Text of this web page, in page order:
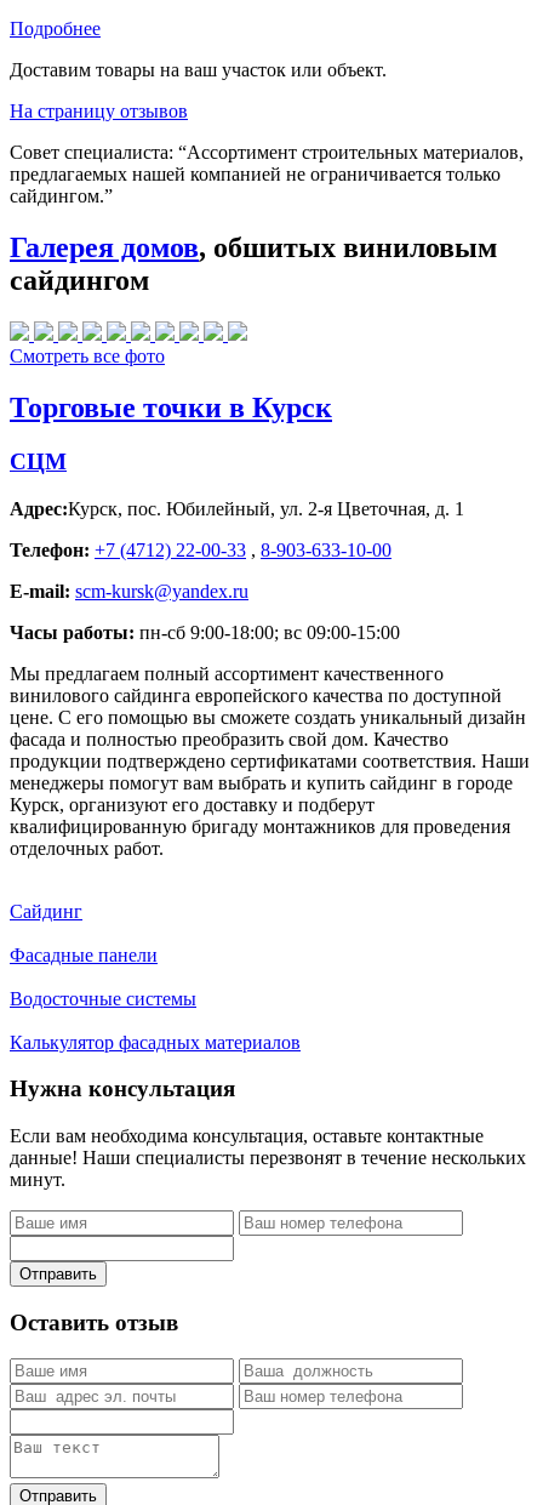
Подробнее
Доставим товары на ваш участок или объект.
На страницу отзывов
Совет специалиста: “Ассортимент строительных материалов,
предлагаемых нашей компанией не ограничивается только
сайдингом.”
Галерея домов, обшитых виниловым
сайдингом
Смотреть все фото
Торговые точки в Курск
СЦМ
Адрес:Курск, пос. Юбилейный, ул. 2-я Цветочная, д. 1
Телефон: +7 (4712) 22-00-33 , 8-903-633-10-00
E-mail: scm-kursk@yandex.ru
Часы работы: пн-сб 9:00-18:00; вс 09:00-15:00
Мы предлагаем полный ассортимент качественного
винилового сайдинга европейского качества по доступной
цене. С его помощью вы сможете создать уникальный дизайн
фасада и полностью преобразить свой дом. Качество
продукции подтверждено сертификатами соответствия. Наши
менеджеры помогут вам выбрать и купить сайдинг в городе
Курск, организуют его доставку и подберут
квалифицированную бригаду монтажников для проведения
отделочных работ.
Сайдинг
Фасадные панели
Водосточные системы
Калькулятор фасадных материалов
Нужна консультация
Если вам необходима консультация, оставьте контактные
данные! Наши специалисты перезвонят в течение нескольких
минут.
Отправить
Оставить отзыв
Отправить